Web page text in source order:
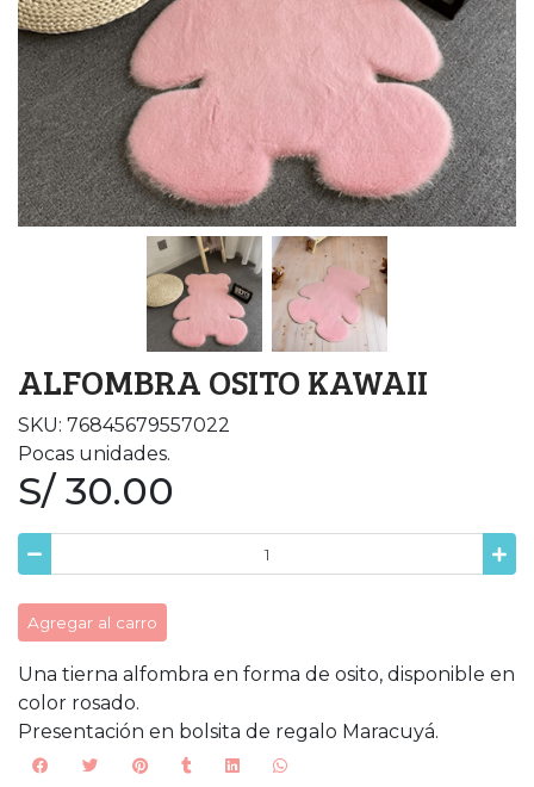
ALFOMBRA OSITO KAWAII
SKU: 76845679557022
Pocas unidades.
S/ 30.00
Agregar al carro
Una tierna alfombra en forma de osito, disponible en
color rosado.
Presentación en bolsita de regalo Maracuyá.